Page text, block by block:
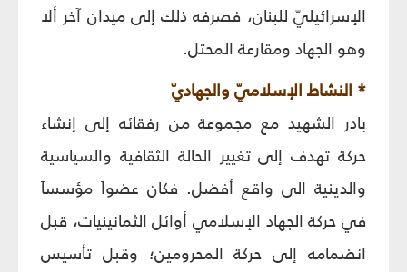
الإسرائيليّ للبنان، فصرفه ذلك إلى ميدان آخر ألا
وهو الجهاد ومقارعة المحتل.
* النشاط الإسلاميّ والجهاديّ
بادر الشهيد مع مجموعة من رفقائه إلى إنشاء
حركة تهدف إلى تغيير الحالة الثقافية والسياسية
والدينية الى واقع أفضل. فكان عضواً مؤسساً
في حركة الجهاد الإسلامي أوائل الثمانينيات، قبل
انضمامه إلى حركة المحرومين؛ وقبل تأسيس